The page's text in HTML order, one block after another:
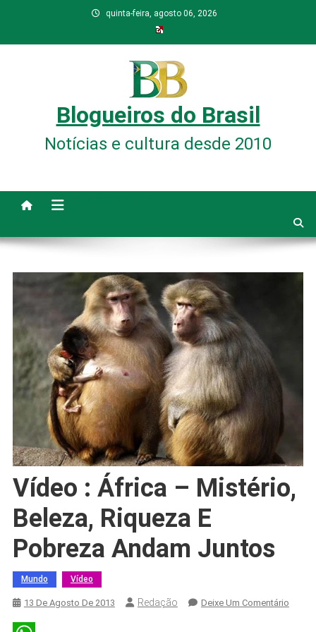
content
quinta-feira, agosto 06, 2026
Blogueiros do Brasil
Notícias e cultura desde 2010
Vídeo : África – Mistério,
Beleza, Riqueza E
Pobreza Andam Juntos
Mundo Vídeo
13 De Agosto De 2013 Redação Deixe Um ComentárioOn